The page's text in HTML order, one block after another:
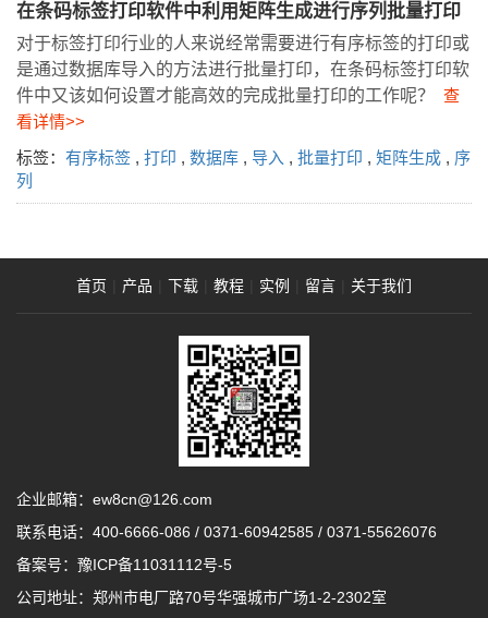
在条码标签打印软件中利用矩阵生成进行序列批量打印
对于标签打印行业的人来说经常需要进行有序标签的打印或
是通过数据库导入的方法进行批量打印，在条码标签打印软
件中又该如何设置才能高效的完成批量打印的工作呢？
查
看详情>>
标签： 有序标签 , 打印 , 数据库 , 导入 , 批量打印 , 矩阵生成 , 序
列
首页 产品 下载 教程 实例 留言 关于我们
企业邮箱：ew8cn@126.com
联系电话： 400-6666-086 / 0371-60942585 / 0371-55626076
备案号： 豫ICP备11031112号-5
公司地址：郑州市电厂路70号华强城市广场1-2-2302室